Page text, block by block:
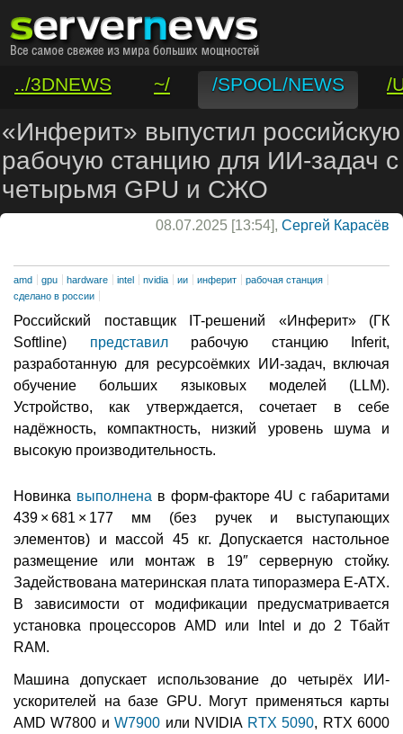
../3DNEWS ~/ /SPOOL/NEWS
/
/VAR/CONTACT
«Инферит» выпустил российскую
рабочую станцию для ИИ-задач с
четырьмя GPU и СЖО
08.07.2025 [13:54], Сергей Карасёв
amd gpu hardware intel nvidia ии инферит
рабочая станция
сделано в россии
Российский поставщик IT-решений «Инферит» (ГК
Softline) представилрабочую станцию Inferit,
разработанную для ресурсоёмких ИИ-задач, включая
обучение больших языковых моделей (LLM).
Устройство, как утверждается, сочетает в себе
надёжность, компактность, низкий уровень шума и
высокую производительность.
Новинка выполнена в форм-факторе 4U с габаритами
439 × 681 × 177 мм (без ручек и выступающих
элементов) и массой 45 кг. Допускается настольное
размещение или монтаж в 19″ серверную стойку.
Задействована материнская плата типоразмера E-ATX.
В зависимости от модификации предусматривается
установка процессоров AMD или Intel и до 2 Тбайт
RAM.
Машина допускает использование до четырёх ИИ-
ускорителей на базе GPU. Могут применяться карты
AMD W7800 иW7900 или NVIDIA RTX 5090, RTX 6000